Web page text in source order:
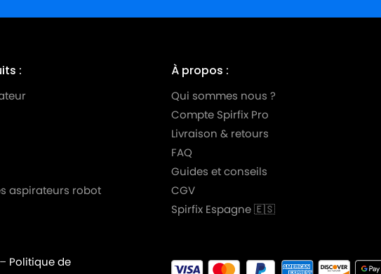
:
aspirateurs robot
À propos :
Qui sommes nous ?
Compte Spirfix Pro
Livraison & retours
FAQ
Guides et conseils
CGV
Spirfix Espagne 🇪🇸
– Politique de